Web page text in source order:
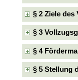
§ 2 Ziele des
§ 3
§ 4
§ 5 Stellung